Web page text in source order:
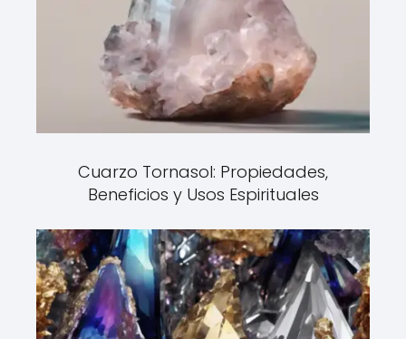
Cuarzo Tornasol: Propiedades,
Beneficios y Usos Espirituales